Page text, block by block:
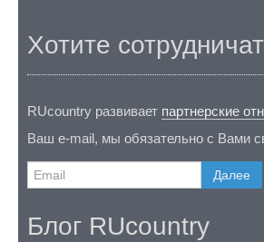
Хотите
RUcountry развивает партнерские
Ваш e-mail, мы обязательно с Вами
Далее
Блог RUcountry